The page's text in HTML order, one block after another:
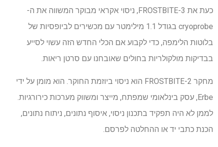
כעת את FROSTBITE-3, ניסוי אקראי מבוקר המשווה את ה-
cryoprobe בגודל 1.1 מילימטר עם מכשירים לביופסיות של
בלוטות הלימפה, כדי לקבוע אם הכלי החדש הזה עשוי לסייע
בבדיקות מולקולריות בחולים שאובחנו עם סרטן ריאות.
מחקר FROSTBITE-2 הוא ניסוי ביוזמת החוקר. הוא מומן על ידי
Erbe, עסק בינלאומי שמפתח, מייצר ומשווק מערכות כירורגיות.
לממן לא היה תפקיד בתכנון ניסוי, איסוף נתונים, ניתוח נתונים,
הכנת כתבי יד או ההחלטה לפרסם.